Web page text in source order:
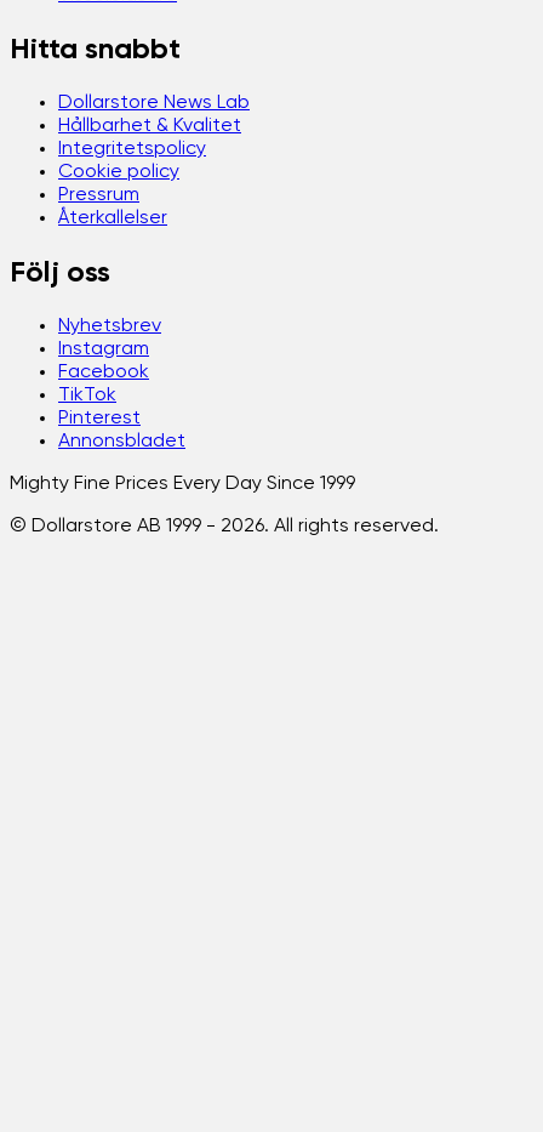
Hitta snabbt
Dollarstore News Lab
Hållbarhet & Kvalitet
Integritetspolicy
Cookie policy
Pressrum
Återkallelser
Följ oss
Nyhetsbrev
Instagram
Facebook
TikTok
Pinterest
Annonsbladet
Mighty Fine Prices Every Day Since 1999
© Dollarstore AB 1999 - 2026. All rights reserved.